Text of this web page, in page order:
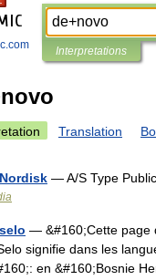
Interpretations
Translation
— A/S Type
— &#160;Cette page
signifie dans les
en &#160;Bosnie